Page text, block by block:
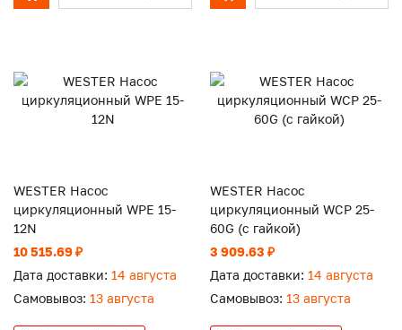
WESTER Насос
циркуляционный WPE 15-
12N
10 515.69 ₽
Дата доставки: 14 августа
Самовывоз: 13 августа
WESTER Насос
циркуляционный WCP 25-
60G (с гайкой)
3 909.63 ₽
Дата доставки: 14 августа
Самовывоз: 13 августа